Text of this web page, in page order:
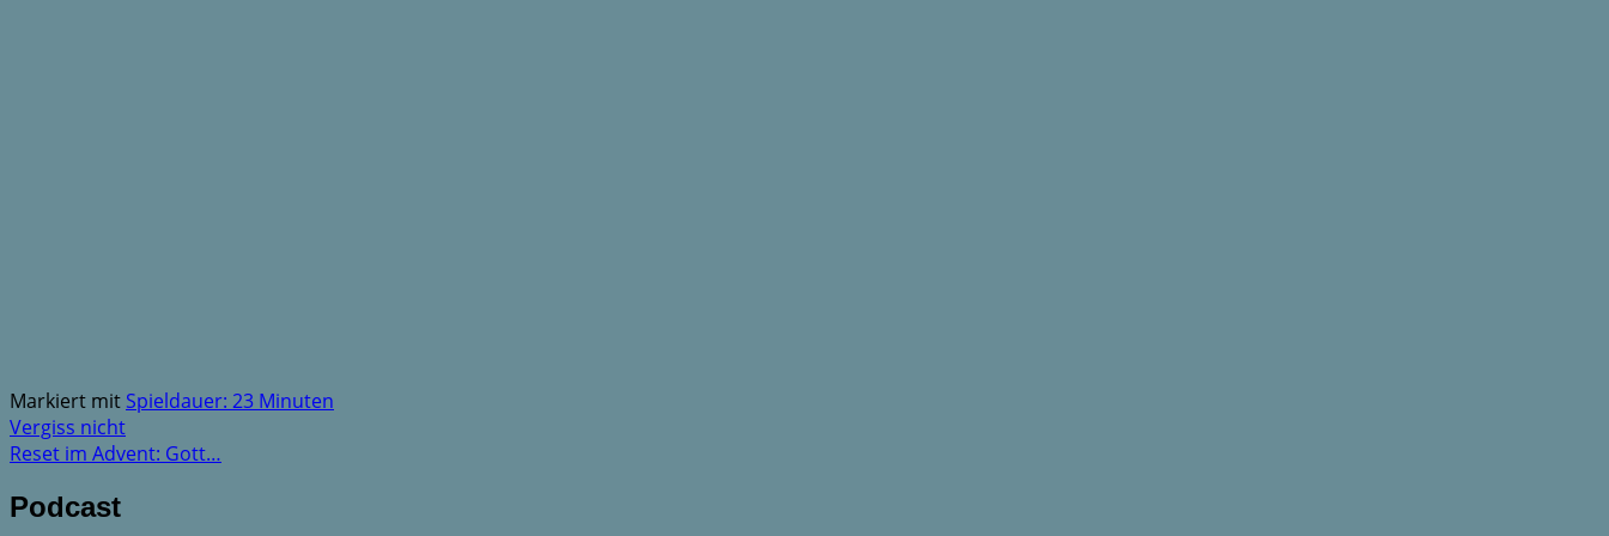
Markiert mit Spieldauer: 23 Minuten
Vergiss nicht
Reset im Advent: Gott…
Podcast